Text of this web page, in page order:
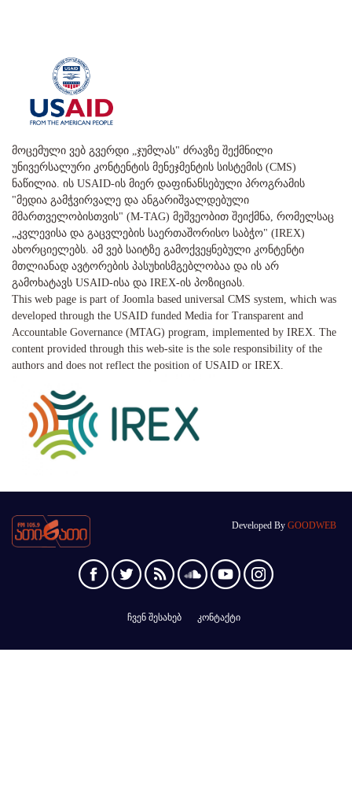
მოცემული ვებ გვერდი „ჯუმლას" ძრავზე შექმნილი
უნივერსალური კონტენტის მენეჯმენტის სისტემის (CMS)
ნაწილია. ის USAID-ის მიერ დაფინანსებული პროგრამის
"მედია გამჭვირვალე და ანგარიშვალდებული
მმართველობისთვის" (M-TAG) მეშვეობით შეიქმნა, რომელსაც
„კვლევისა და გაცვლების საერთაშორისო საბჭო" (IREX)
ახორციელებს. ამ ვებ საიტზე გამოქვეყნებული კონტენტი
მთლიანად ავტორების პასუხისმგებლობაა და ის არ
გამოხატავს USAID-ისა და IREX-ის პოზიციას.
This web page is part of Joomla based universal CMS system, which was
developed through the USAID funded Media for Transparent and
Accountable Governance (MTAG) program, implemented by IREX. The
content provided through this web-site is the sole responsibility of the
authors and does not reflect the position of USAID or IREX.
Developed By GOODWEB
ჩვენ შესახებ კონტაქტი